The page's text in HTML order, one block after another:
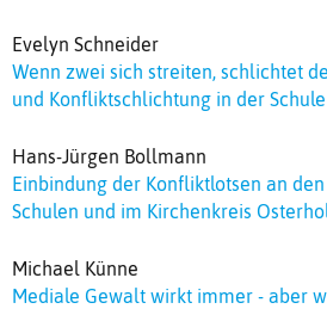
Evelyn Schneider
Wenn zwei sich streiten, schlichtet
und Konfliktschlichtung in der Schule
Hans-Jürgen Bollmann
Einbindung der Konfliktlotsen an
Schulen und im Kirchenkreis
Michael Künne
Mediale Gewalt wirkt immer - aber